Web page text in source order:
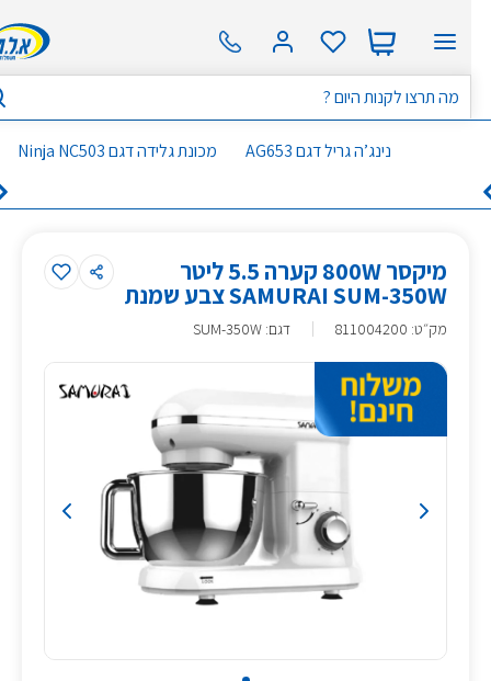
נינג’ה גריל דגם AG653 מכונת גלידה דגם Ninja NC503
מיקסר 800W קערה 5.5 ליטר
SAMURAI SUM-350W צבע שמנת
מק״ט:
811004200 דגם: SUM-350W